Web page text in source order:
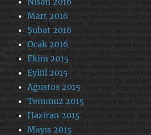
Mart 2016
Şubat 2016
Ocak 2016
Ekim 2015
Eylül 2015
Ağustos 2015
Temmuz 2015
Haziran 2015
Mayıs 2015